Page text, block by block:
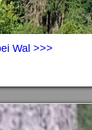
Wal >>>